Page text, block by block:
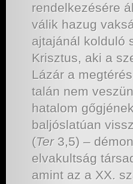
rendelkezésére
válik hazug
ajtajánál kolduló
Krisztus, aki a
Lázár a
talán nem
hatalom
baljóslatúan
(Ter3,5) –
elvakultság
amint az a XX.